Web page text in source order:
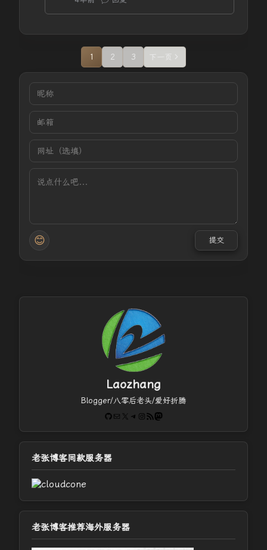
1 2 3 下一页
😊 提交
Laozhang
Blogger/八零后老头/爱好折腾
GitHub
电子邮件 X Telegram
Instagram
RSS FeedMastodon
老张博客同款服务器
老张博客推荐海外服务器